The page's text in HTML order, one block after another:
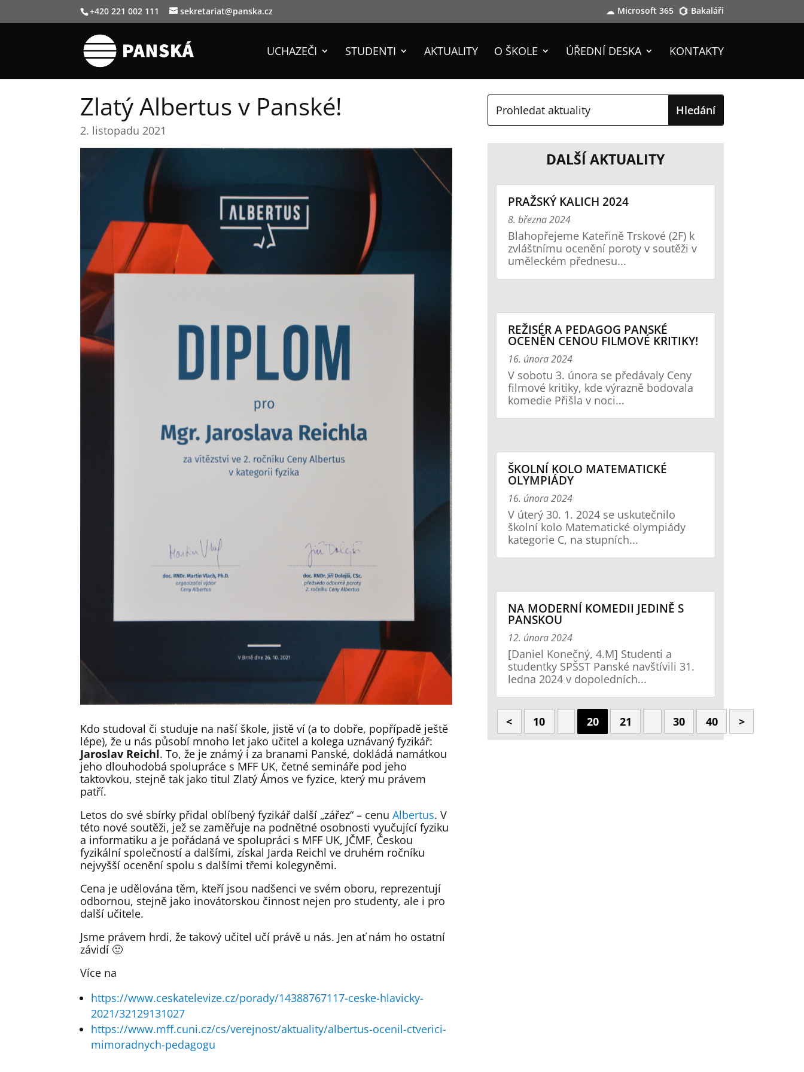
+420 221 002 111 sekretariat@panska.cz Microsoft 365 Bakaláři
UCHAZEČI STUDENTI AKTUALITY O ŠKOLE ÚŘEDNÍ DESKA KONTAKTY
Zlatý Albertus v Panské!
2. listopadu 2021
Kdo studoval či studuje na naší škole, jistě ví (a to dobře, popřípadě ještě
lépe), že u nás působí mnoho let jako učitel a kolega uznávaný fyzikář:
Jaroslav Reichl. To, že je známý i za branami Panské, dokládá namátkou
jeho dlouhodobá spolupráce s MFF UK, četné semináře pod jeho
taktovkou, stejně tak jako titul Zlatý Ámos ve fyzice, který mu právem
patří.
Letos do své sbírky přidal oblíbený fyzikář další „zářez“ – cenuAlbertus. V
této nové soutěži, jež se zaměřuje na podnětné osobnosti vyučující fyziku
a informatiku a je pořádaná ve spolupráci s MFF UK, JČMF, Českou
fyzikální společností a dalšími, získal Jarda Reichl ve druhém ročníku
nejvyšší ocenění spolu s dalšími třemi kolegyněmi.
Cena je udělována těm, kteří jsou nadšenci ve svém oboru, reprezentují
odbornou, stejně jako inovátorskou činnost nejen pro studenty, ale i pro
další učitele.
Jsme právem hrdi, že takový učitel učí právě u nás. Jen ať nám ho ostatní
závidí 🙂
Více na
https://www.ceskatelevize.cz/porady/14388767117-ceske-hlavicky-
2021/32129131027
https://www.mff.cuni.cz/cs/verejnost/aktuality/albertus-ocenil-ctverici-
mimoradnych-pedagogu
DALŠÍ AKTUALITY
PRAŽSKÝ KALICH 2024
8. března 2024
Blahopřejeme Kateřině Trskové (2F) k
zvláštnímu ocenění poroty v soutěži v
uměleckém přednesu...
REŽISÉR A PEDAGOG PANSKÉ
OCENĚN CENOU FILMOVÉ KRITIKY!
16. února 2024
V sobotu 3. února se předávaly Ceny
filmové kritiky, kde výrazně bodovala
komedie Přišla v noci...
ŠKOLNÍ KOLO MATEMATICKÉ
OLYMPIÁDY
16. února 2024
V úterý 30. 1. 2024 se uskutečnilo
školní kolo Matematické olympiády
kategorie C, na stupních...
NA MODERNÍ KOMEDII JEDINĚ S
PANSKOU
12. února 2024
[Daniel Konečný, 4.M] Studenti a
studentky SPŠST Panské navštívili 31.
ledna 2024 v dopoledních...
< 10 20 21 30 40 >